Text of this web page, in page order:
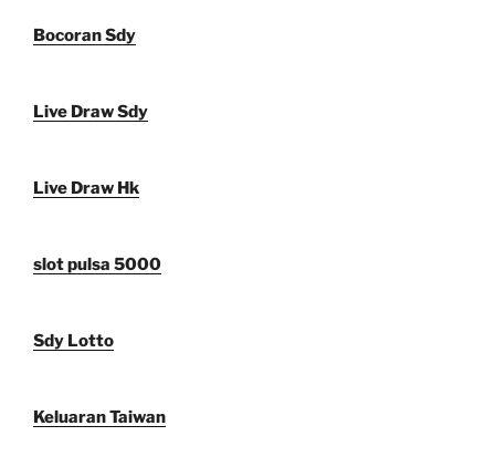
Bocoran Sdy
Live Draw Sdy
Live Draw Hk
slot pulsa 5000
Sdy Lotto
Keluaran Taiwan